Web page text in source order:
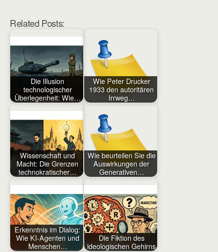
Related Posts:
Die Illusion
technologischer
Überlegenheit: Wie…
Wie Peter Drucker
1933 den autoritären
Irrweg…
Wissenschaft und
Macht: Die Grenzen
technokratischer…
Wie beurteilen Sie die
Auswirkungen der
Generativen…
Erkenntnis im Dialog:
Wie KI-Agenten und
Menschen…
Die Fiktion des
ideologischen Gehirns